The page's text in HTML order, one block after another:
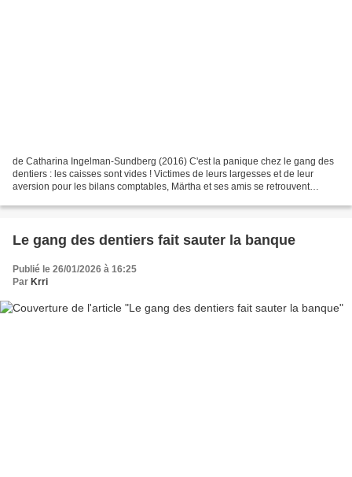
de Catharina Ingelman-Sundberg (2016) C'est la panique chez le gang des
dentiers : les caisses sont vides ! Victimes de leurs largesses et de leur
aversion pour les bilans comptables, Märtha et ses amis se retrouvent
Le gang des dentiers fait sauter la banque
Publié le 26/01/2026 à 16:25
Par Krri